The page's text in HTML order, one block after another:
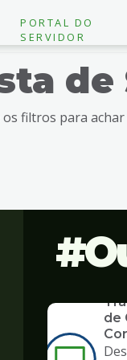
PORTAL DO
SERVIDOR
de
os filtros para
de